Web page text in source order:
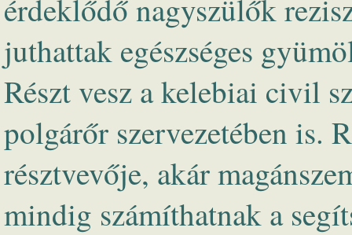
érdeklődő nagyszülők
juthattak egészséges
Részt vesz a kelebiai civil
polgárőr szervezetében is.
résztvevője, akár
mindig számíthatnak a